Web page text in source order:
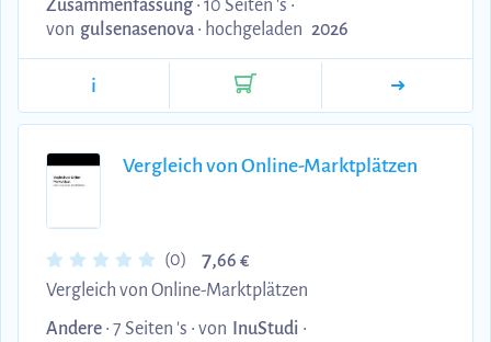
2026 Edition Cinematic Study Guide is the ultimate
shortcut for international students who need to
pass their German language certificate with
confidence and high marks. Designed specifically
bilingual (German-English) cheat sheet provides
that e...
Zusammenfassung • 10 Seiten 's •
von gulsenasenova • hochgeladen 2026
i
Vergleich von Online-Marktplätzen
(0) 7,66 €
Vergleich von Online-Marktplätzen
Andere • 7 Seiten 's • von InuStudi •